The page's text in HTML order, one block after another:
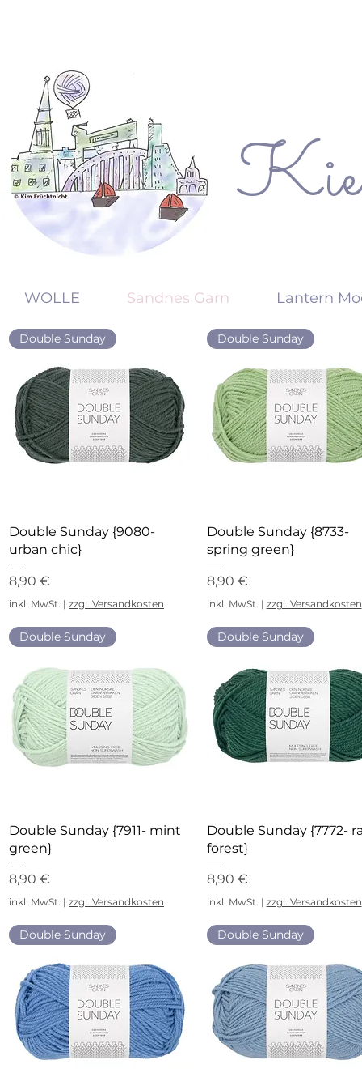
KW
WOLLE Sandnes Garn Lantern
Schnellansicht
Double Sunday
Double Sunday {9080-
urban chic}
Preis
8,90 €
inkl. MwSt. | zzgl. Versandkosten
Schnellansicht
Double Sunday
Double Sunday {8733-
spring green}
Preis
8,90 €
inkl. MwSt. | zzgl. Versandkosten
Schnellansicht
Double Sunday
Double Sunday {7911- mint
green}
Preis
8,90 €
inkl. MwSt. | zzgl. Versandkosten
Schnellansicht
Double Sunday
Double Sunday {7772-
forest}
Preis
8,90 €
inkl. MwSt. | zzgl. Versandkosten
Double Sunday Double Sunday